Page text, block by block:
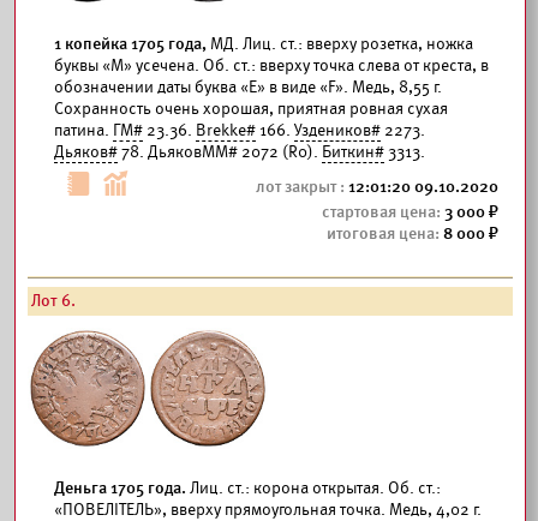
1 копейка 1705 года, МД. Лиц. ст.: вверху розетка, ножка
буквы «М» усечена. Об. ст.: вверху точка слева от креста, в
обозначении даты буква «Е» в виде «F». Медь, 8,55 г.
Сохранность очень хорошая, приятная ровная сухая
патина. ГМ# 23.36. Brekke# 166. Уздеников# 2273.
Дьяков#78. ДьяковММ# 2072 (R0). Биткин#3313.
12:01:20 09.10.2020
3 000
8 000
Лот 6.
Деньга 1705 года. Лиц. ст.: корона открытая. Об. ст.:
«ПОВЕЛIТЕЛЬ», вверху прямоугольная точка. Медь, 4,02 г.